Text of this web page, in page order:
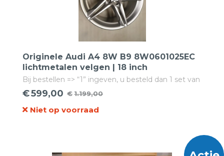
Originele Audi A4 8W B9 8W0601025EC
lichtmetalen velgen | 18 inch
Bij bestellen => “1” ingeven, u besteld dan 1 set van
4 velgen!
€1.199,00
Oorspronkelijke
prijs
€599,00
Huidige
prijs
Niet op voorraad